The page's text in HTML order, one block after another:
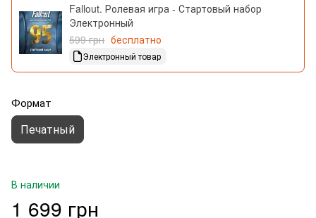
Fallout. Ролевая игра - Стартовый набор
Электронный
599 грн бесплатно
Электронный товар
Формат
Печатный
В наличии
1 699 грн